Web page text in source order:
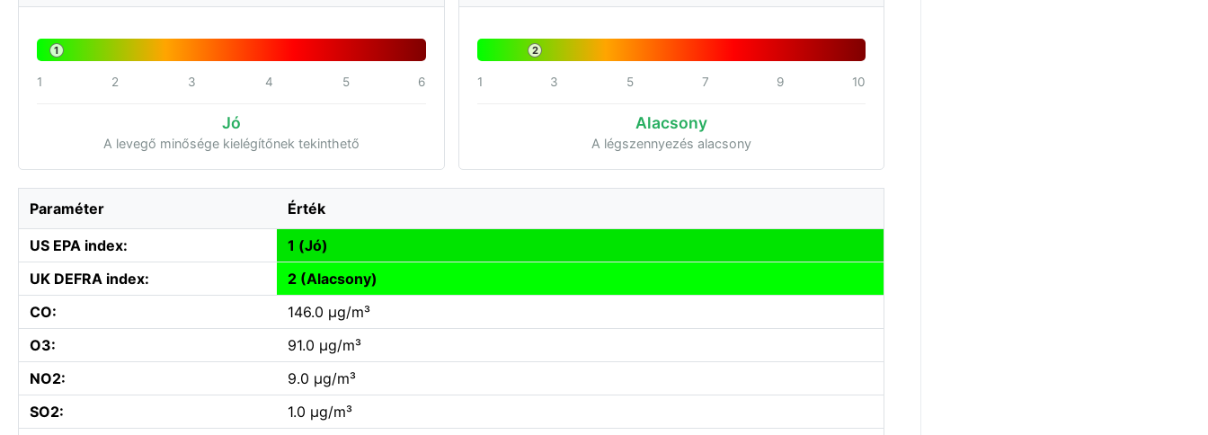
1
1 2 3 4 5 6
Jó
A levegő minősége kielégítőnek tekinthető
2
1 3 5 7 9 10
Alacsony
A légszennyezés alacsony
Paraméter Érték
US EPA index:
1 (Jó)
UK DEFRA index:
2 (Alacsony)
CO:
146.0 µg/m³
O3:
91.0 µg/m³
NO2:
9.0 µg/m³
SO2:
1.0 µg/m³